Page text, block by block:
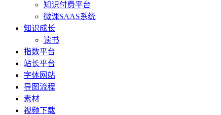
知识付费平台
微课SAAS系统
知识成长
读书
指数平台
站长平台
字体网站
导图流程
素材
视频下载